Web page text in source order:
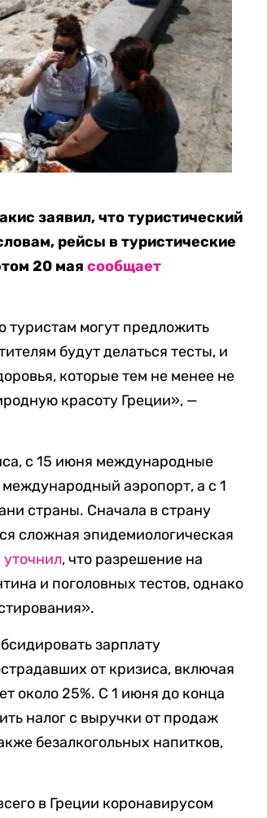
заявил, что туристический
рейсы в туристические
20 маясообщает
могут предложить
будут делаться тесты, и
которые тем не менее не
красоту Греции», —
с 15 июня международные
аэропорт, а с 1
страны. Сначала в страну
сложная эпидемиологическая
уточнил, что разрешение на
и поголовных тестов, однако
зарплату
от кризиса, включая
около 25%. С 1 июня до конца
налог с выручки от продаж
безалкогольных напитков,
в Греции коронавирусом